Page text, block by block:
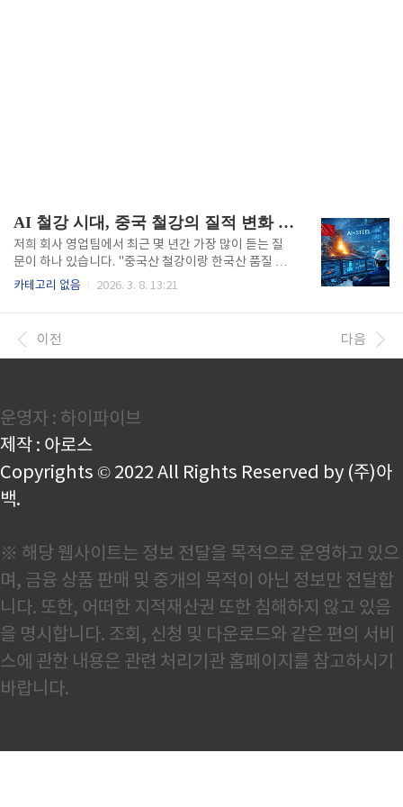
AI 철강 시대, 중국 철강의 질적 변화 : 한국 철강 대응 전략
저희 회사 영업팀에서 최근 몇 년간 가장 많이 듣는 질
문이 하나 있습니다. "중국산 철강이랑 한국산 품질 차
이가 어느 정도인가요?" 예전 같으면 자신 있게 "우리
을 많이 들어왔습니다. 하지만 요즘은 솔직히 말이 막힙
니다. 제가 직접 가공업체들을 돌아보니 충격적인 얘기
제 경험상 이건 이미 낡은 인식입니다.AI 스마트 제조로
달라진 중국 철강의 현주소중국철강공업협회(CISA)가
최근 발표한 자료를 보면 2025년 한 해에만 '세계 최
초'로 분류되는..
카테고리 없음 2026. 3. 8. 13:21
이전 다음
운영자 : 하이파이브
제작 : 아로스
Copyrights © 2022 All Rights Reserved by (주)아
백.
※ 해당 웹사이트는 정보 전달을 목적으로 운영하고 있으
며, 금융 상품 판매 및 중개의 목적이 아닌 정보만 전달합
니다. 또한, 어떠한 지적재산권 또한 침해하지 않고 있음
을 명시합니다. 조회, 신청 및 다운로드와 같은 편의 서비
스에 관한 내용은 관련 처리기관 홈페이지를 참고하시기
바랍니다.